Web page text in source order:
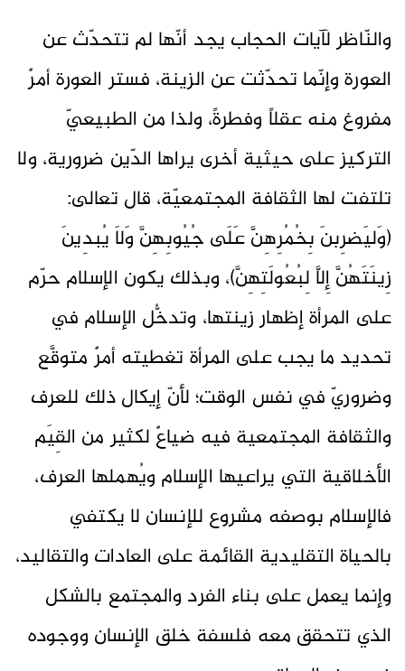
والنّاظر لآيات الحجاب يجد أنّها لم تتحدّث عن
العورة وإنّما تحدّثت عن الزينة، فستر العورة أمرٌ
مفروغ منه عقلاً وفطرةً، ولذا من الطبيعيّ
التركيز على حيثية أخرى يراها الدّين ضرورية، ولا
تلتفت لها الثقافة المجتمعيّة، قال تعالى:
(وَليَضرِبنَ بِخُمُرِهِنَّ عَلَى جُيُوبِهِنَّ وَلاَ يُبدِينَ
زِينَتَهُنَّ إِلاَّ لِبُعُولَتِهِنَّ)، وبذلك يكون الإسلام حرّم
على المرأة إظهار زينتها، وتدخُّل الإسلام في
تحديد ما يجب على المرأة تغطيته أمرٌ متوقَّع
وضروريّ في نفس الوقت؛ لأنّ إيكال ذلك للعرف
والثقافة المجتمعية فيه ضياعٌ لكثير من القِيَم
الأخلاقية التي يراعيها الإسلام ويُهملها العرف،
فالإسلام بوصفه مشروع للإنسان لا يكتفي
بالحياة التقليدية القائمة على العادات والتقاليد،
وإنما يعمل على بناء الفرد والمجتمع بالشكل
الذي تتحقق معه فلسفة خلق الإنسان ووجوده